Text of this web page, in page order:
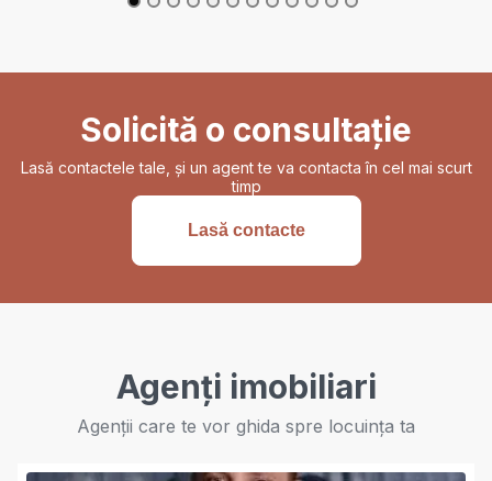
Solicită o consultație
Lasă contactele tale, și un agent te va contacta în cel mai scurt
timp
Lasă contacte
Agenți imobiliari
Agenții care te vor ghida spre locuința ta